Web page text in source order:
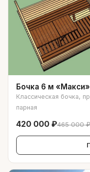
Бочка 6 м
Классическая бочка,
парная
420 000 ₽465 000 ₽